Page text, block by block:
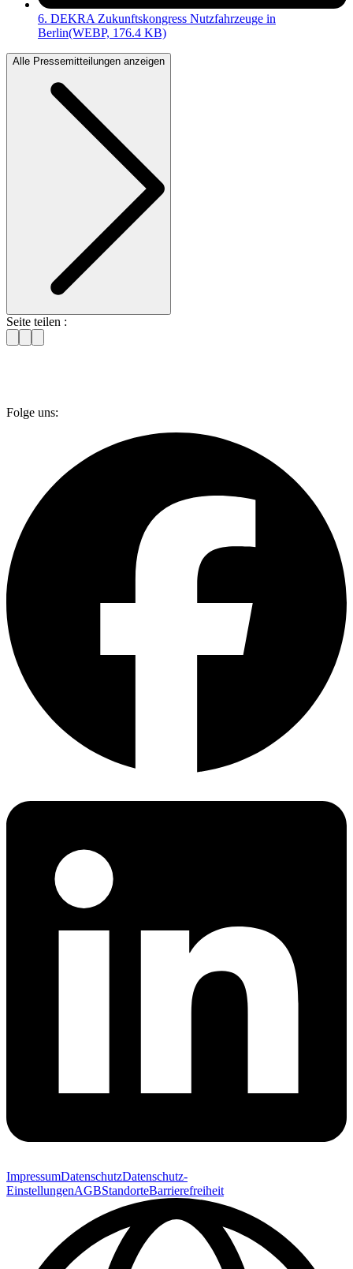
6. DEKRA Zukunftskongress Nutzfahrzeuge in
Berlin(WEBP, 176.4 KB)
Alle Pressemitteilungen anzeigen
Seite teilen :
Folge uns:
ImpressumDatenschutzDatenschutz-
EinstellungenAGBStandorteBarrierefreiheit